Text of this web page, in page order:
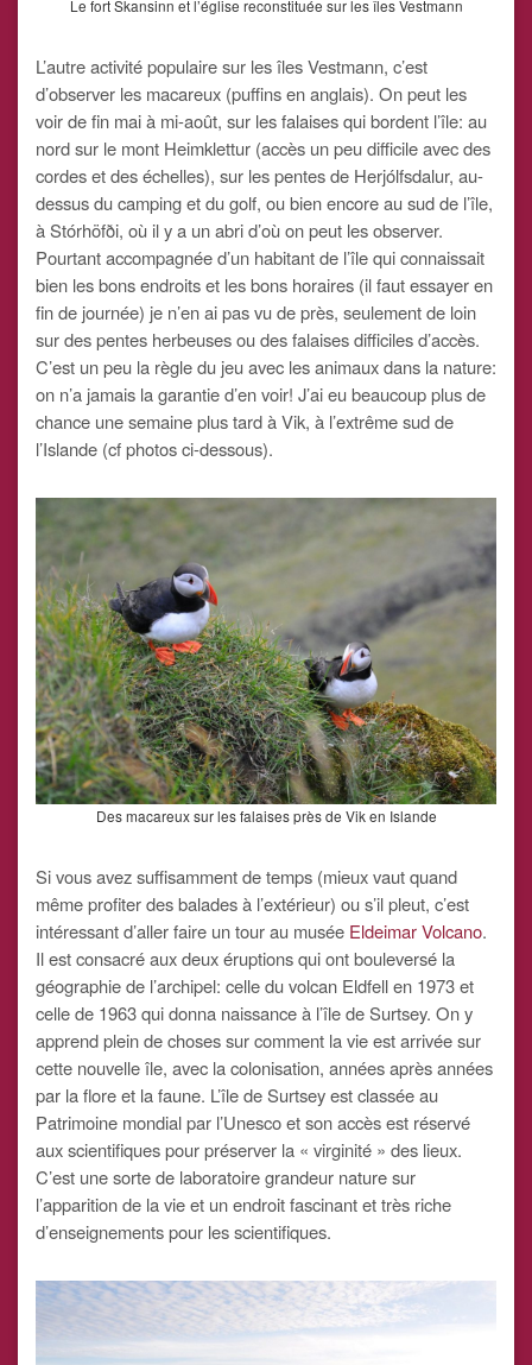
Le fort Skansinn et l’église reconstituée sur les îles Vestmann
L’autre activité populaire sur les îles Vestmann, c’est
d’observer les macareux (puffins en anglais). On peut les
voir de fin mai à mi-août, sur les falaises qui bordent l’île: au
nord sur le mont Heimklettur (accès un peu difficile avec des
cordes et des échelles), sur les pentes de Herjólfsdalur, au-
dessus du camping et du golf, ou bien encore au sud de l’île,
à Stórhöfði, où il y a un abri d’où on peut les observer.
Pourtant accompagnée d’un habitant de l’île qui connaissait
bien les bons endroits et les bons horaires (il faut essayer en
fin de journée) je n’en ai pas vu de près, seulement de loin
sur des pentes herbeuses ou des falaises difficiles d’accès.
C’est un peu la règle du jeu avec les animaux dans la nature:
on n’a jamais la garantie d’en voir! J’ai eu beaucoup plus de
chance une semaine plus tard à Vik, à l’extrême sud de
l’Islande (cf photos ci-dessous).
Des macareux sur les falaises près de Vik en Islande
Si vous avez suffisamment de temps (mieux vaut quand
même profiter des balades à l’extérieur) ou s’il pleut, c’est
intéressant d’aller faire un tour au musée Eldeimar Volcano.
Il est consacré aux deux éruptions qui ont bouleversé la
géographie de l’archipel: celle du volcan Eldfell en 1973 et
celle de 1963 qui donna naissance à l’île de Surtsey. On y
apprend plein de choses sur comment la vie est arrivée sur
cette nouvelle île, avec la colonisation, années après années
par la flore et la faune. L’île de Surtsey est classée au
Patrimoine mondial par l’Unesco et son accès est réservé
aux scientifiques pour préserver la « virginité » des lieux.
C’est une sorte de laboratoire grandeur nature sur
l’apparition de la vie et un endroit fascinant et très riche
d’enseignements pour les scientifiques.